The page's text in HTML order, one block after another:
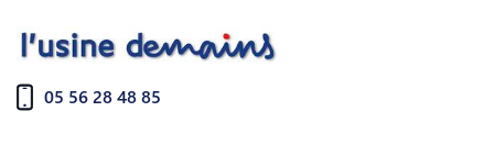
05 56 28 48 85